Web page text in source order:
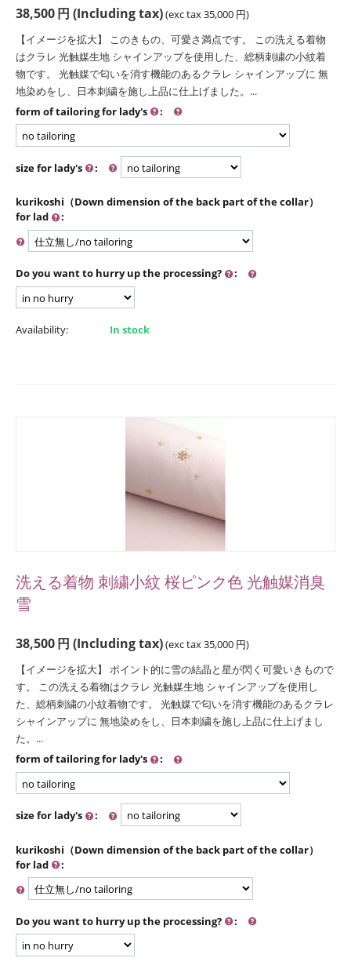
38,500円 (Including tax)(exc tax35,000 円)
【イメージを拡大】 このきもの、可愛さ満点です。 この洗える着物
はクラレ 光触媒生地 シャインアップを使用した、総柄刺繍の小紋着
物です。 光触媒で匂いを消す機能のあるクラレ シャインアップに 無
地染めをし、日本刺繍を施し上品に仕上げました。...
form of tailoring for lady's
:
size for lady's :
kurikoshi（Down dimension of the back part of the collar）
for lad
:
Do you want to hurry up the processing? :
Availability: In stock
洗える着物 刺繍小紋 桜ピンク色 光触媒消臭
雪
38,500円 (Including tax)(exc tax35,000 円)
【イメージを拡大】 ポイント的に雪の結晶と星が閃く可愛いきもので
す。 この洗える着物はクラレ 光触媒生地 シャインアップを使用し
た、総柄刺繍の小紋着物です。 光触媒で匂いを消す機能のあるクラレ
シャインアップに 無地染めをし、日本刺繍を施し上品に仕上げまし
た。...
form of tailoring for lady's
:
size for lady's :
kurikoshi（Down dimension of the back part of the collar）
for lad
:
Do you want to hurry up the processing? :